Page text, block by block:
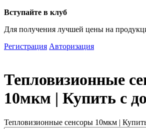
Вступайте в клуб
Для получения лучшей цены на
Регистрация Авторизация
Тепловизионные
10мкм | Купить с
Тепловизионные сенсоры 10мкм |